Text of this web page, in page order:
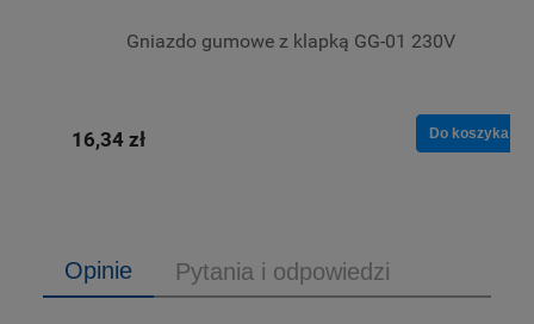
Gniazdo gumowe z klapką GG-01 230V
16,34 zł Do koszyka
Opinie Pytania i odpowiedzi